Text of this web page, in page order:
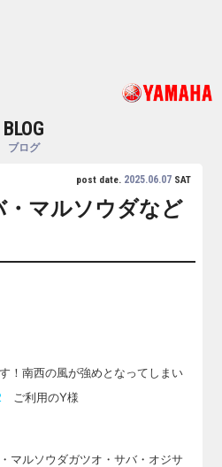
BLOG
ブログ
post date. 2025.06.07SAT
・マルソウダなど
！南西の風が強めとなってしまい
ご利用のY様
マルソウダガツオ・サバ・オジサ